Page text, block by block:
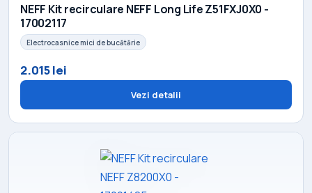
NEFF Kit recirculare NEFF Long Life Z51FXJ0X0 -
17002117
Electrocasnice mici de bucătărie
2.015 lei
Vezi detalii